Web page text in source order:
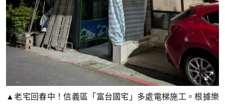
▲老宅回春中！信義區「富台國宅」多處電梯施工。根據樂